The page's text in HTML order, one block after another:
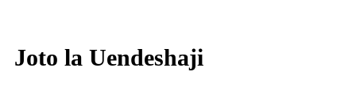
Joto la Uendeshaji